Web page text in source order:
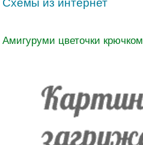
Амигуруми цветочки крючком